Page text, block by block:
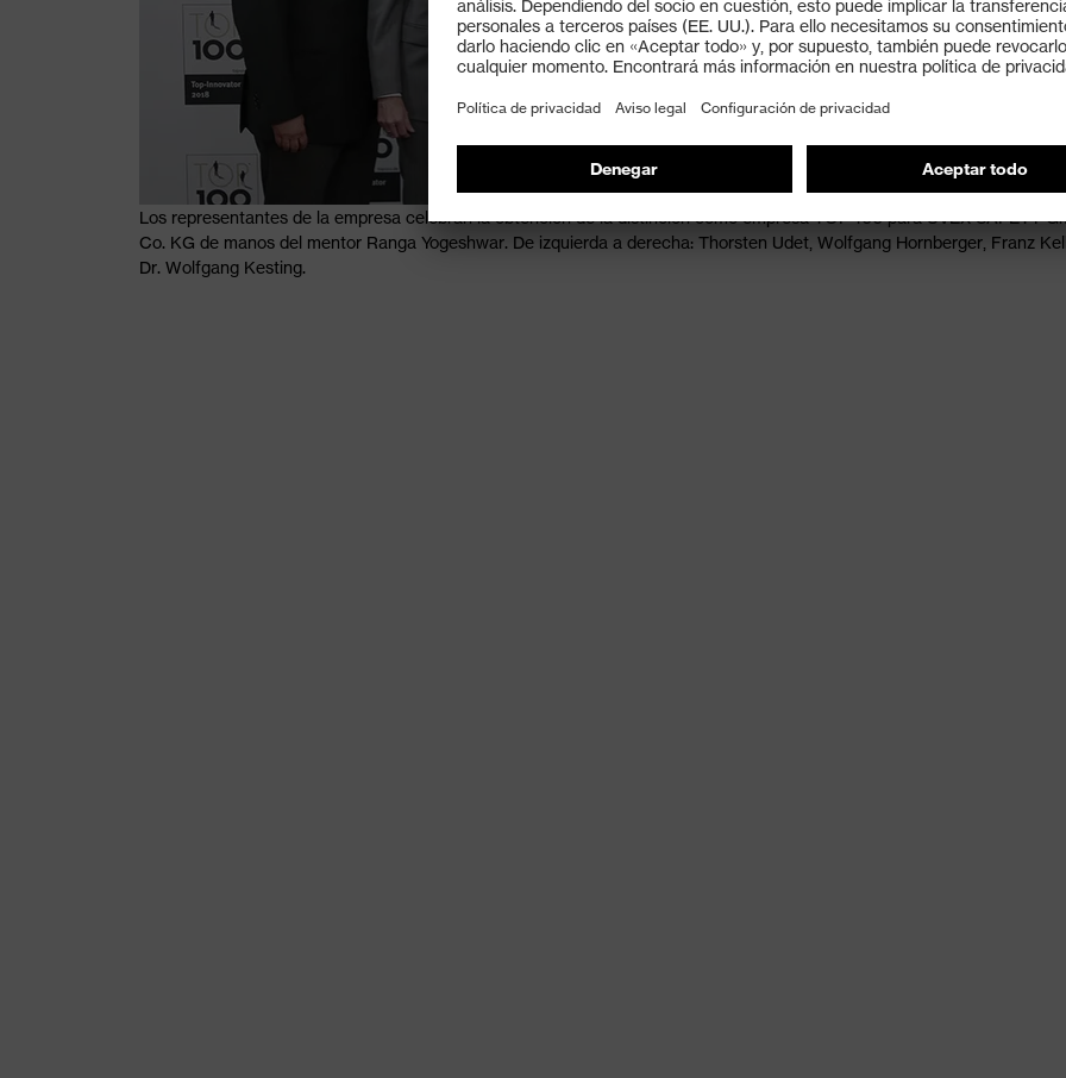
Los representantes de la empresa celebran la obtención de la distinción como empresa TOP 100 para UVEX SAFETY
Co. KG de manos del mentor Ranga Yogeshwar. De izquierda a derecha: Thorsten Udet, Wolfgang Hornberger, Franz
Dr. Wolfgang Kesting.